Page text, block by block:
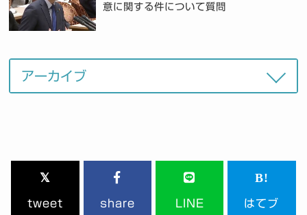
意に関する件について質問
tweet share LINE はてブ